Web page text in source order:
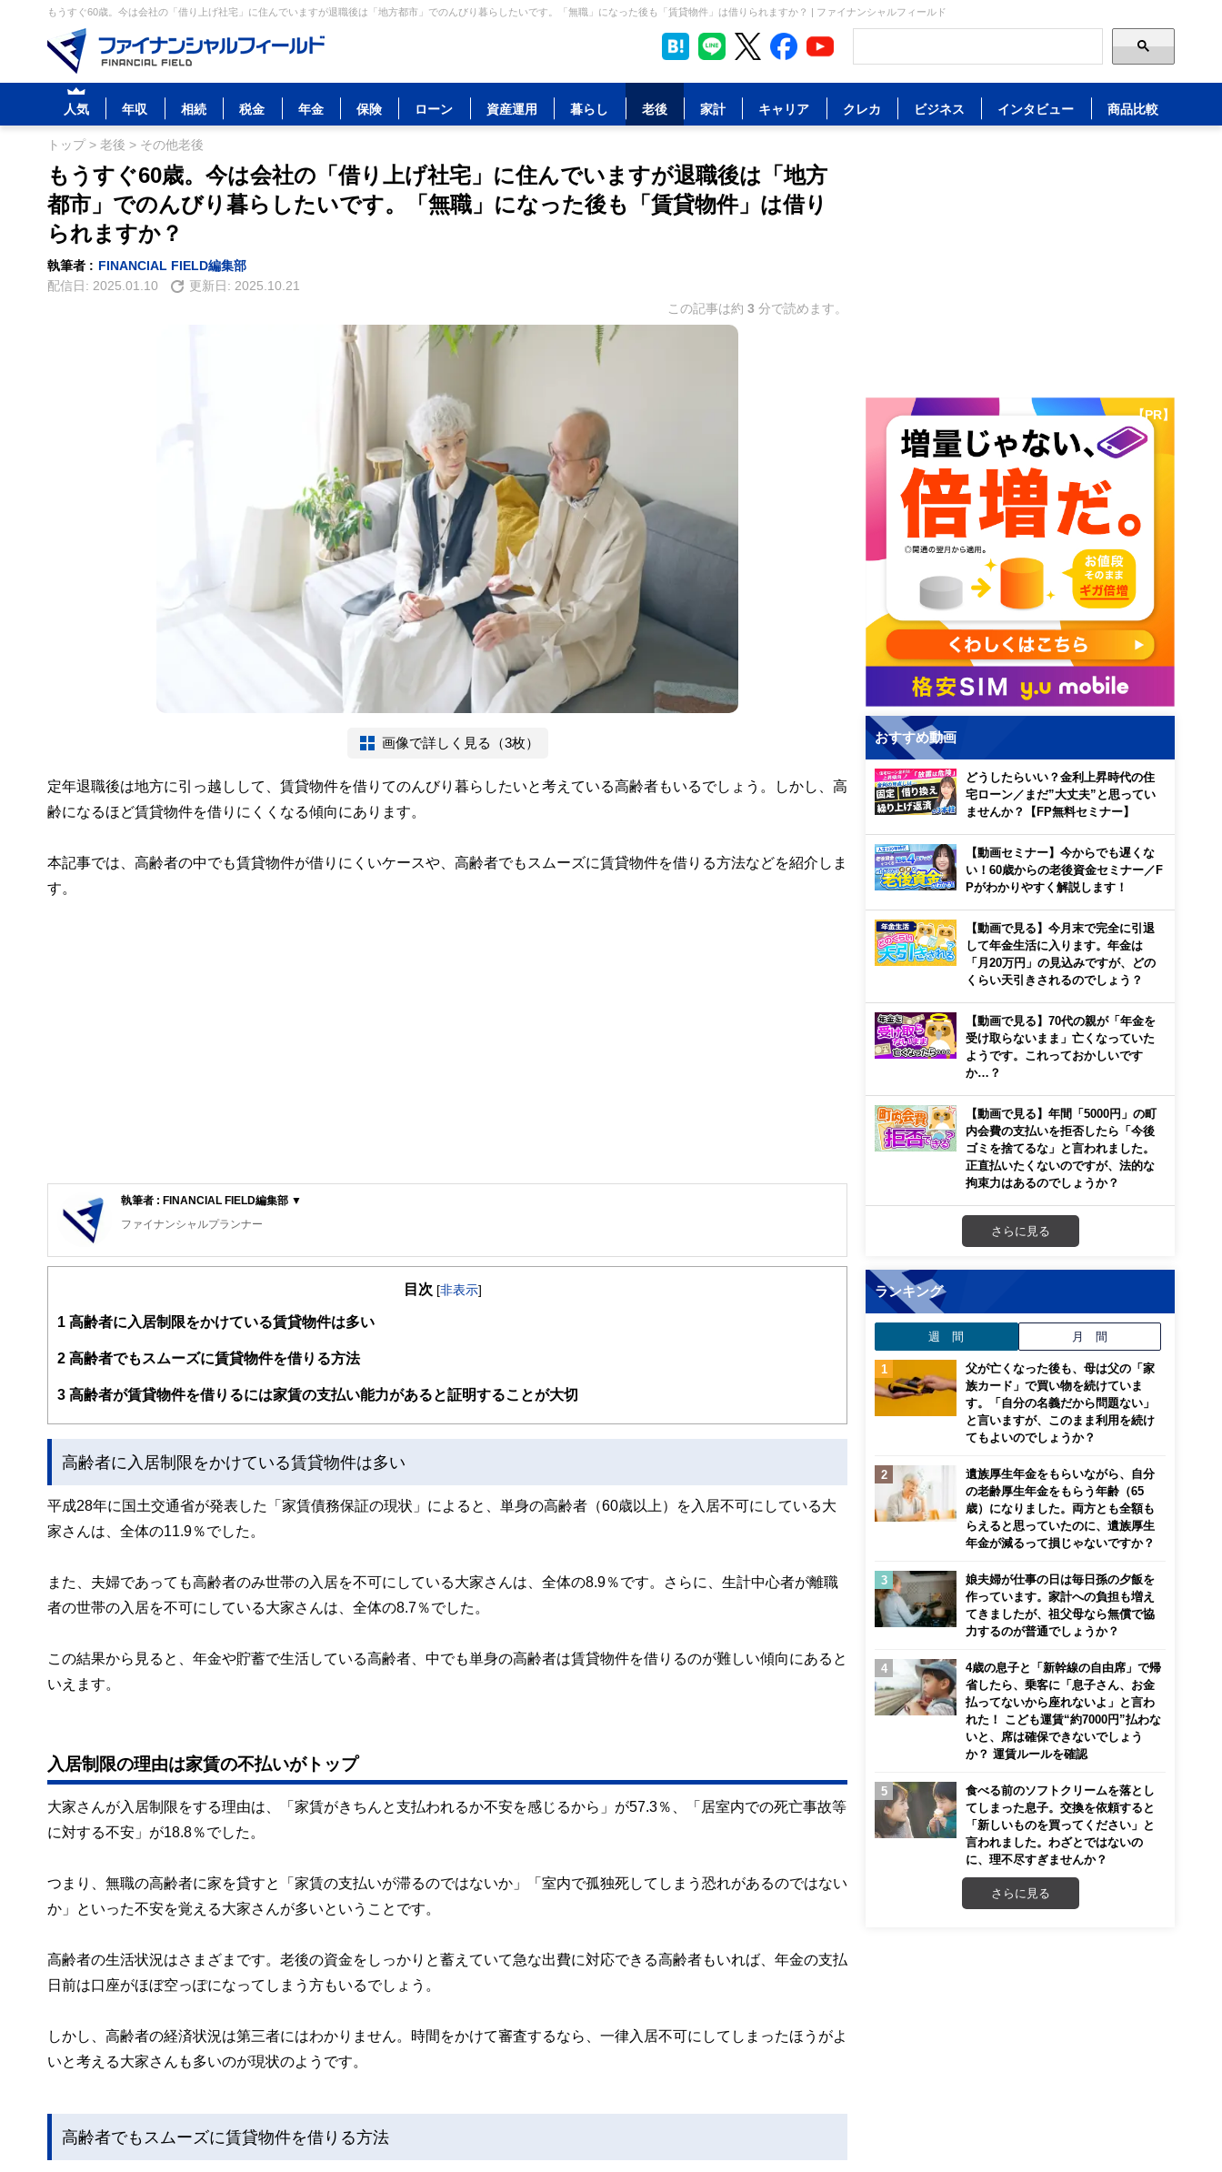
もうすぐ60歳。今は会社の「借り上げ社宅」に住んでいますが退職後は「地方都市」でのんびり暮らしたいです。「無職」になった後も「賃貸物件」は借りられますか？ | ファイナンシャルフィールド
人気 年収 相続 税金 年金 保険 ローン 資産運用 暮らし 老後 家計 キャリア クレカ ビジネス インタビュー 商品比較
トップ> 老後 > その他老後
もうすぐ60歳。今は会社の「借り上げ社宅」に住んでいますが退職後は「地方
都市」でのんびり暮らしたいです。「無職」になった後も「賃貸物件」は借り
られますか？
執筆者 : FINANCIAL FIELD編集部
配信日: 2025.01.10 更新日: 2025.10.21
この記事は約 3 分で読めます。
画像で詳しく見る（3枚）
定年退職後は地方に引っ越しして、賃貸物件を借りてのんびり暮らしたいと考えている高齢者もいるでしょう。しかし、高
齢になるほど賃貸物件を借りにくくなる傾向にあります。
本記事では、高齢者の中でも賃貸物件が借りにくいケースや、高齢者でもスムーズに賃貸物件を借りる方法などを紹介しま
す。
執筆者 : FINANCIAL FIELD編集部 ▼
ファイナンシャルプランナー
FinancialField編集部は、金融、経済に関する記事を、日々の暮らしにどのような影響を与えるかという視点で、お金の知識がない方でも理解でき
案から記事掲載まですべての工程に関わることで、読者目線のコンテンツを追求しています。
FinancialFieldの特徴は、ファイナンシャルプランナー、弁護士、税理士、宅地建物取引士、相続診断士、住宅ローンアドバイザー、DCプランナ
ー、公認会計士、社会保険労務士、行政書士、投資アナリスト、キャリアコンサルタントなど150名以上の有資格者を執筆者・監修者として迎
私たちは、快適でより良い生活のアイデアを提供するお金のコンシェルジュを目指します。
目次 [非表示]
1 高齢者に入居制限をかけている賃貸物件は多い
2 高齢者でもスムーズに賃貸物件を借りる方法
3 高齢者が賃貸物件を借りるには家賃の支払い能力があると証明することが大切
高齢者に入居制限をかけている賃貸物件は多い
平成28年に国土交通省が発表した「家賃債務保証の現状」によると、単身の高齢者（60歳以上）を入居不可にしている大
家さんは、全体の11.9％でした。
また、夫婦であっても高齢者のみ世帯の入居を不可にしている大家さんは、全体の8.9％です。さらに、生計中心者が離職
者の世帯の入居を不可にしている大家さんは、全体の8.7％でした。
この結果から見ると、年金や貯蓄で生活している高齢者、中でも単身の高齢者は賃貸物件を借りるのが難しい傾向にあると
いえます。
入居制限の理由は家賃の不払いがトップ
大家さんが入居制限をする理由は、「家賃がきちんと支払われるか不安を感じるから」が57.3％、「居室内での死亡事故等
に対する不安」が18.8％でした。
つまり、無職の高齢者に家を貸すと「家賃の支払いが滞るのではないか」「室内で孤独死してしまう恐れがあるのではない
か」といった不安を覚える大家さんが多いということです。
高齢者の生活状況はさまざまです。老後の資金をしっかりと蓄えていて急な出費に対応できる高齢者もいれば、年金の支払
日前は口座がほぼ空っぽになってしまう方もいるでしょう。
しかし、高齢者の経済状況は第三者にはわかりません。時間をかけて審査するなら、一律入居不可にしてしまったほうがよ
いと考える大家さんも多いのが現状のようです。
高齢者でもスムーズに賃貸物件を借りる方法
【PR】
おすすめ動画
どうしたらいい？金利上昇時代の住
宅ローン／まだ”大丈夫”と思ってい
ませんか？【FP無料セミナー】
【動画セミナー】今からでも遅くな
い！60歳からの老後資金セミナー／F
Pがわかりやすく解説します！
【動画で見る】今月末で完全に引退
して年金生活に入ります。年金は
「月20万円」の見込みですが、どの
くらい天引きされるのでしょう？
【動画で見る】70代の親が「年金を
受け取らないまま」亡くなっていた
ようです。これっておかしいです
か…？
【動画で見る】年間「5000円」の町
内会費の支払いを拒否したら「今後
ゴミを捨てるな」と言われました。
正直払いたくないのですが、法的な
拘束力はあるのでしょうか？
さらに見る
ランキング
週 間 月 間
父が亡くなった後も、母は父の「家
族カード」で買い物を続けていま
す。「自分の名義だから問題ない」
と言いますが、このまま利用を続け
てもよいのでしょうか？
遺族厚生年金をもらいながら、自分
の老齢厚生年金をもらう年齢（65
歳）になりました。両方とも全額も
らえると思っていたのに、遺族厚生
年金が減るって損じゃないですか？
娘夫婦が仕事の日は毎日孫の夕飯を
作っています。家計への負担も増え
てきましたが、祖父母なら無償で協
力するのが普通でしょうか？
4歳の息子と「新幹線の自由席」で帰
省したら、乗客に「息子さん、お金
払ってないから座れないよ」と言わ
れた！ こども運賃“約7000円”払わな
いと、席は確保できないでしょう
か？ 運賃ルールを確認
食べる前のソフトクリームを落とし
てしまった息子。交換を依頼すると
「新しいものを買ってください」と
言われました。わざとではないの
に、理不尽すぎませんか？
さらに見る